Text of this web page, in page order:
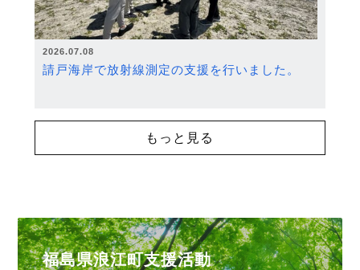
2026.07.08
請戸海岸で放射線測定の支援を行いました。
もっと見る
福島県浪江町支援活動